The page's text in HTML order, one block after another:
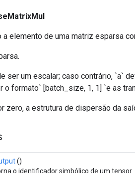
elemento de uma matriz esparsa
ser um escalar; caso contrário, `a`
o formato` [batch_size, 1, 1] `e as
zero, a estrutura de dispersão da
()
o identificador simbólico de um tensor.